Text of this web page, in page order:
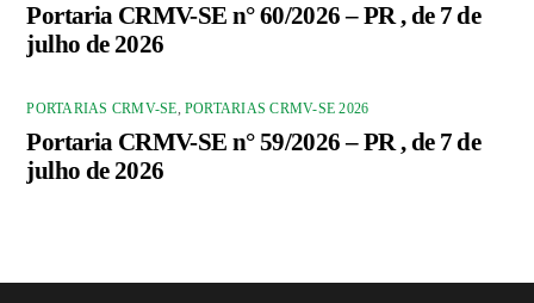
Portaria CRMV-SE n° 60/2026 – PR , de 7 de
julho de 2026
PORTARIAS CRMV-SE, PORTARIAS CRMV-SE 2026
Portaria CRMV-SE n° 59/2026 – PR , de 7 de
julho de 2026